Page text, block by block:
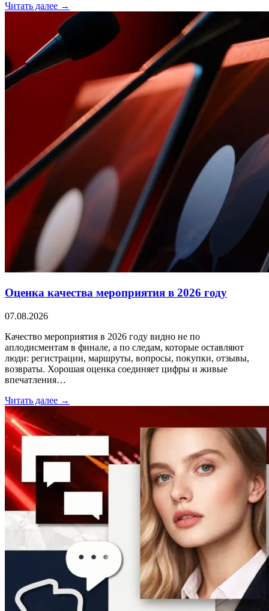
Читать далее →
Оценка качества мероприятия в 2026 году
07.08.2026
Качество мероприятия в 2026 году видно не по
аплодисментам в финале, а по следам, которые оставляют
люди: регистрации, маршруты, вопросы, покупки, отзывы,
возвраты. Хорошая оценка соединяет цифры и живые
впечатления…
Читать далее →